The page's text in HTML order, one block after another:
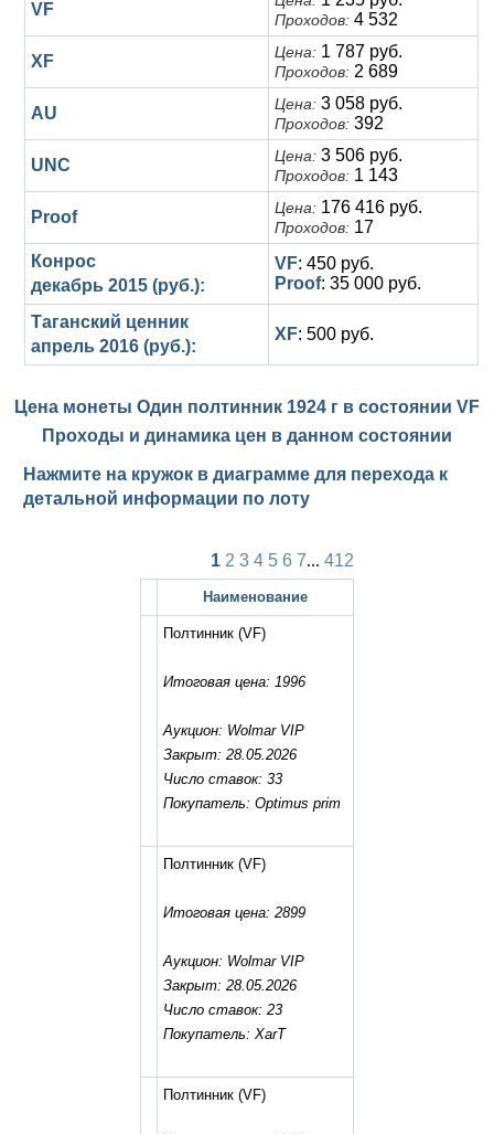
VF
Проходов: 4 532
XF Цена: 1 787 руб.
Проходов: 2 689
AU Цена: 3 058 руб.
Проходов: 392
UNC Цена: 3 506 руб.
Проходов: 1 143
Proof Цена: 176 416 руб.
Проходов: 17
Конрос
декабрь 2015 (руб.):
VF: 450 руб.
Proof: 35 000 руб.
Таганский ценник
апрель 2016 (руб.):
XF: 500 руб.
Цена монеты Один полтинник 1924 г в состоянии VF
Проходы и динамика цен в данном состоянии
Нажмите на кружок в диаграмме для перехода к
детальной информации по лоту
1 2 3 4 5 6 7... 412
Наименование
Полтинник (VF)
Итоговая цена: 1996
Аукцион: Wolmar VIP
Закрыт: 28.05.2026
Число ставок: 33
Покупатель: Optimus prim
Полтинник (VF)
Итоговая цена: 2899
Аукцион: Wolmar VIP
Закрыт: 28.05.2026
Число ставок: 23
Покупатель: XarT
Полтинник (VF)